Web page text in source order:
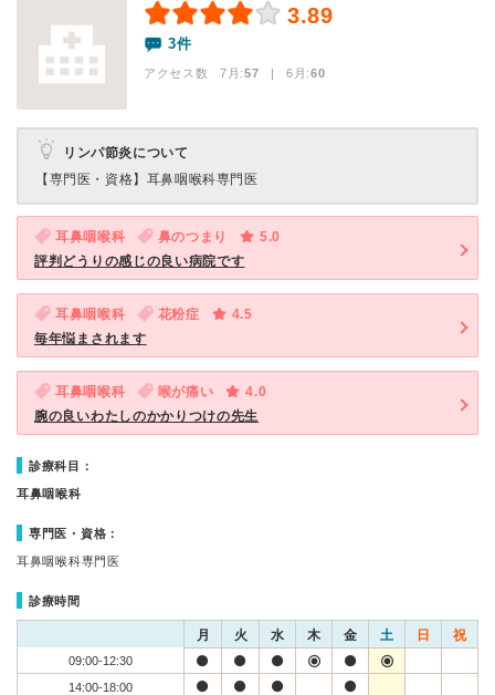
3.89
3件
アクセス数 7月:57 | 6月:60
リンパ節炎について
【専門医・資格】 耳鼻咽喉科専門医
耳鼻咽喉科 鼻のつまり
5.0
評判どうりの感じの良い病院です
耳鼻咽喉科 花粉症
4.5
毎年悩まされます
耳鼻咽喉科 喉が痛い
4.0
腕の良いわたしのかかりつけの先生
診療科目：
耳鼻咽喉科
専門医・資格：
耳鼻咽喉科専門医
診療時間
月 火 水 木 金 土 日 祝
09:00-12:30
14:00-18:00